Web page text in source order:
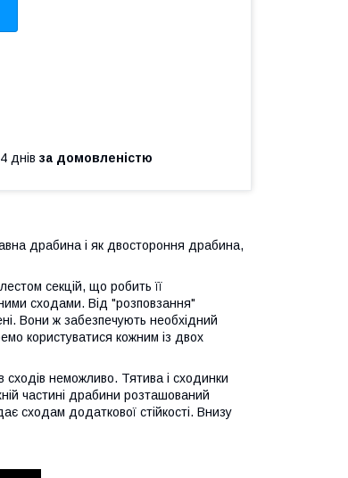
днів за домовленістю
драбина і як двостороння драбина,
секцій, що робить її
сходами. Від "розповзання"
Вони ж забезпечують необхідний
користуватися кожним із двох
сходів неможливо. Тятива і сходинки
частині драбини розташований
сходам додаткової стійкості. Внизу